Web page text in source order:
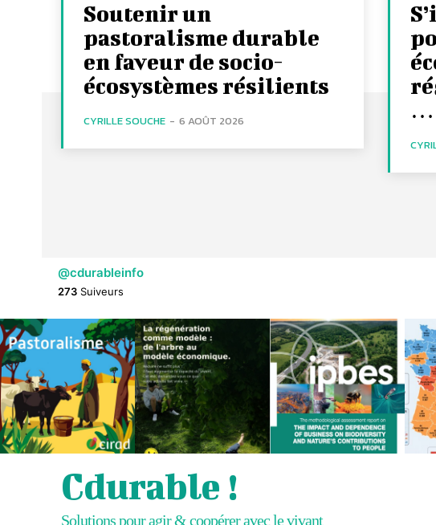
Soutenir un
pastoralisme durable
en faveur de socio-
écosystèmes résilients
CYRILLE SOUCHE - 6 AOÛT 2026
…
@cdurableinfo
273 Suiveurs
Cdurable !
Solutions pour agir & coopérer avec le vivant